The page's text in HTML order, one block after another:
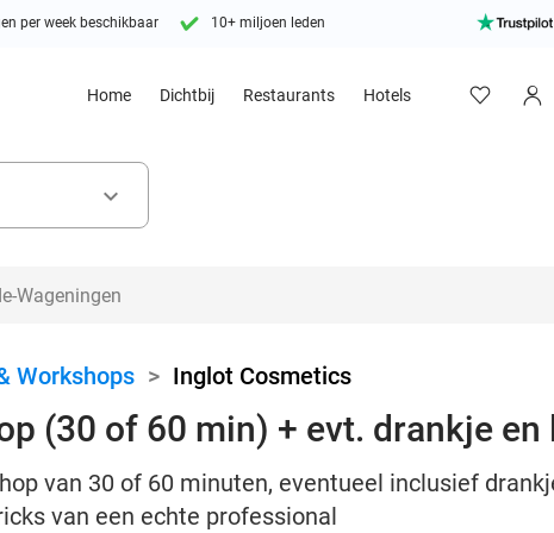
per week beschikbaar 10+ miljoen leden
Home Dichtbij Restaurants Hotels
keyboard_arrow_down
Workshops > Inglot Cosmetics
(30 of 60 min) + evt. drankje en
van 30 of 60 minuten, eventueel inclusief
van een echte professional